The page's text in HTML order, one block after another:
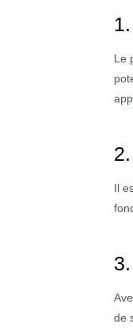
Le
Il
de